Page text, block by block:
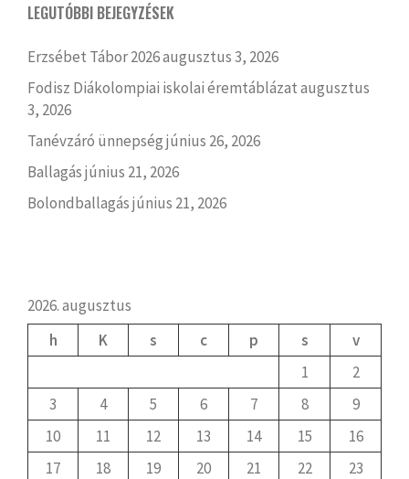
LEGUTÓBBI BEJEGYZÉSEK
Erzsébet Tábor 2026augusztus 3, 2026
Fodisz Diákolompiai iskolai éremtáblázataugusztus
3, 2026
Tanévzáró ünnepségjúnius 26, 2026
Ballagásjúnius 21, 2026
Bolondballagásjúnius 21, 2026
2026. augusztus
h
K s c p s
v
1
2
3
4 5 6 7 8
9
10
11 12 13 14 15
16
17
18 19 20 21 22 23